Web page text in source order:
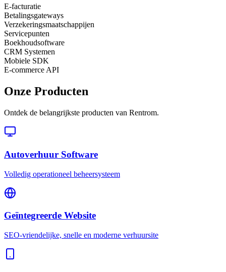
E-facturatie
Betalingsgateways
Verzekeringsmaatschappijen
Servicepunten
Boekhoudsoftware
CRM Systemen
Mobiele SDK
E-commerce API
Onze Producten
Ontdek de belangrijkste producten van Rentrom.
Autoverhuur Software
Volledig operationeel beheersysteem
Geïntegreerde Website
SEO-vriendelijke, snelle en moderne verhuursite